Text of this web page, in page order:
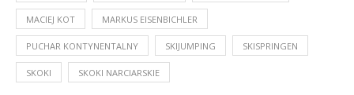
MACIEJ KOT MARKUS EISENBICHLER
PUCHAR KONTYNENTALNY SKIJUMPING SKISPRINGEN
SKOKI SKOKI NARCIARSKIE